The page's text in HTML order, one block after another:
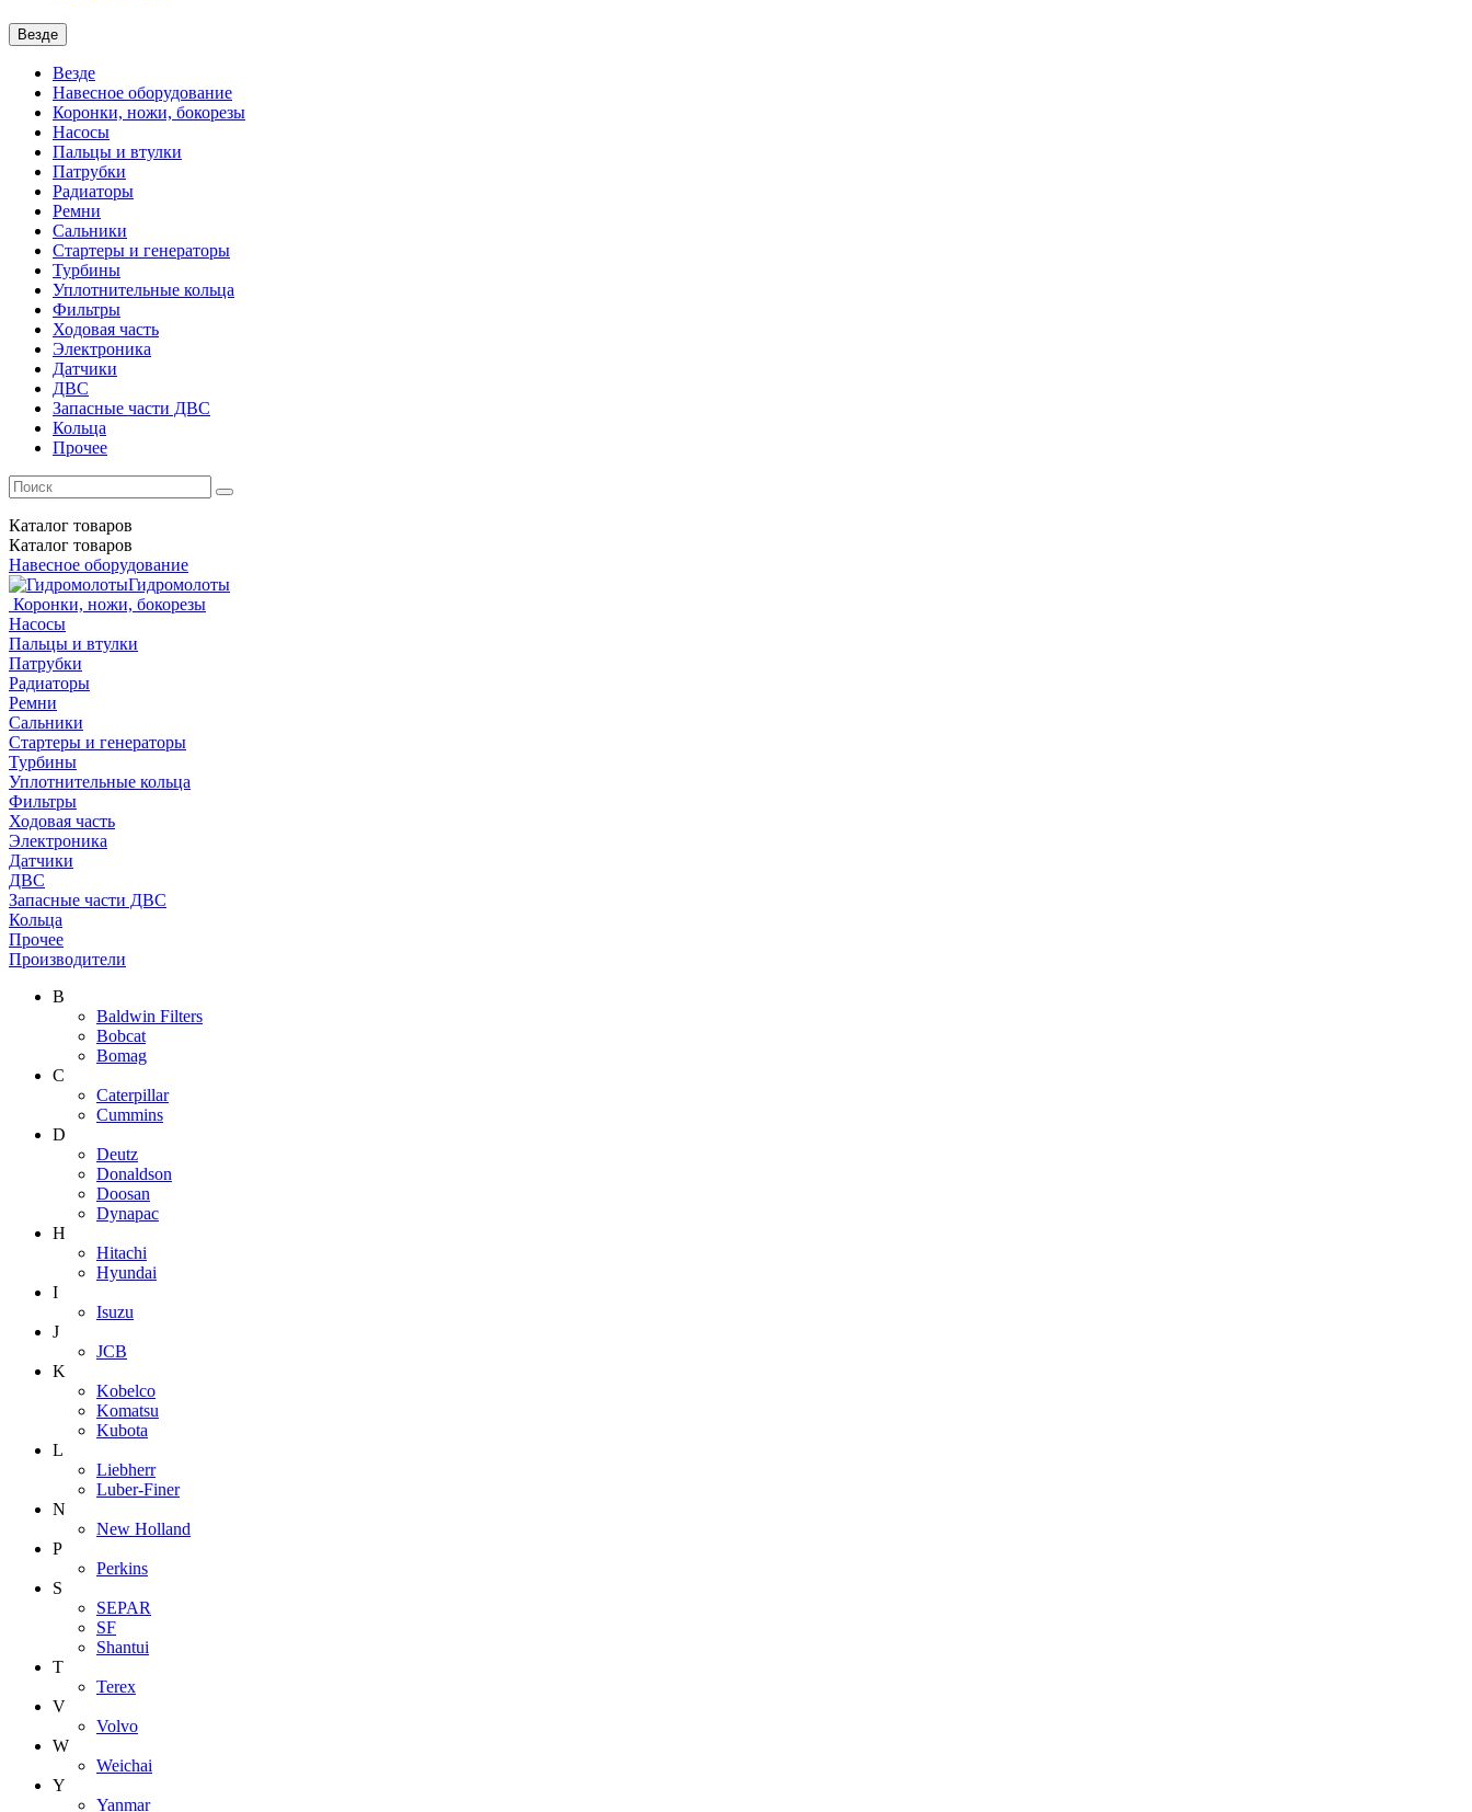
Везде
Везде
Навесное оборудование
Коронки, ножи, бокорезы
Насосы
Пальцы и втулки
Патрубки
Радиаторы
Ремни
Сальники
Стартеры и генераторы
Турбины
Уплотнительные кольца
Фильтры
Ходовая часть
Электроника
Датчики
ДВС
Запасные части ДВС
Кольца
Прочее
Каталог товаров
Каталог товаров
Навесное оборудование
Гидромолоты
Коронки, ножи, бокорезы
Насосы
Пальцы и втулки
Патрубки
Радиаторы
Ремни
Сальники
Стартеры и генераторы
Турбины
Уплотнительные кольца
Фильтры
Ходовая часть
Электроника
Датчики
ДВС
Запасные части ДВС
Кольца
Прочее
Производители
B
Baldwin Filters
Bobcat
Bomag
C
Caterpillar
Cummins
D
Deutz
Donaldson
Doosan
Dynapac
H
Hitachi
Hyundai
I
Isuzu
J
JCB
K
Kobelco
Komatsu
Kubota
L
Liebherr
Luber-Finer
N
New Holland
P
Perkins
S
SEPAR
SF
Shantui
T
Terex
V
Volvo
W
Weichai
Y
Yanmar